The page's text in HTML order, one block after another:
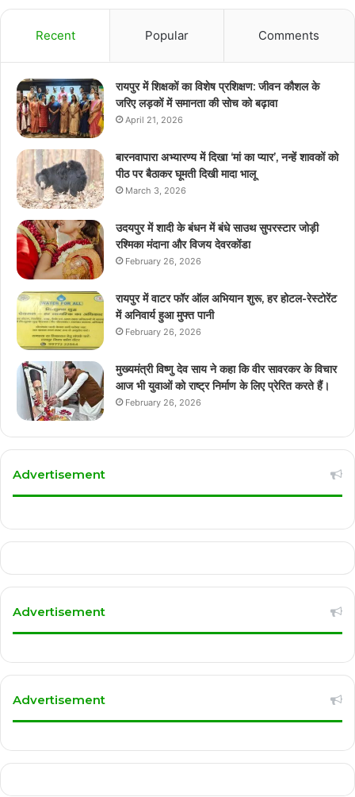
Recent Popular Comments
रायपुर में शिक्षकों का विशेष प्रशिक्षण: जीवन कौशल के
जरिए लड़कों में समानता की सोच को बढ़ावा
April 21, 2026
बारनवापारा अभ्यारण्य में दिखा ‘मां का प्यार’, नन्हें शावकों को
पीठ पर बैठाकर घूमती दिखी मादा भालू
March 3, 2026
उदयपुर में शादी के बंधन में बंधे साउथ सुपरस्टार जोड़ी
रश्मिका मंदाना और विजय देवरकोंडा
February 26, 2026
रायपुर में वाटर फॉर ऑल अभियान शुरू, हर होटल-रेस्टोरेंट
में अनिवार्य हुआ मुफ्त पानी
February 26, 2026
मुख्यमंत्री विष्णु देव साय ने कहा कि वीर सावरकर के विचार
आज भी युवाओं को राष्ट्र निर्माण के लिए प्रेरित करते हैं।
February 26, 2026
Advertisement
Advertisement
Advertisement